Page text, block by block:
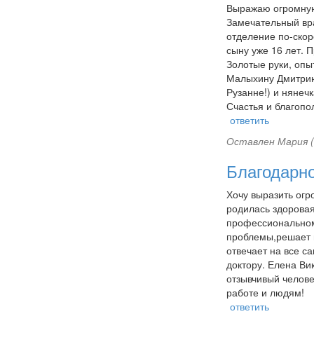
Выражаю
Замечательный
отделение по-
сыну уже 16 лет.
Золотые руки,
Малыхину
Рузанне!) и
Счастья и
ответить
Оставлен Мария
Хочу выразить
родилась
проблемы,решает
‎отвечает на все
доктору. Елена
отзывчивый
работе и людям!
ответить